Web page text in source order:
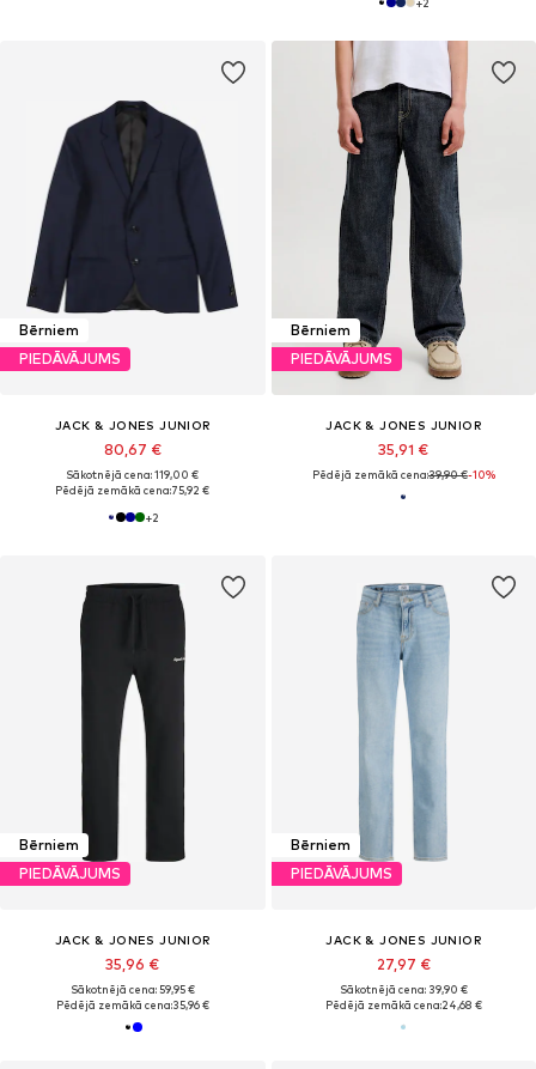
Bērniem
PIEDĀVĀJUMS
JACK & JONES JUNIOR
80,67 €
Sākotnējā cena: 119,00 €
Pēdējā zemākā cena:75,92 €
+2
Bērniem
PIEDĀVĀJUMS
JACK & JONES JUNIOR
35,91 €
Pēdējā zemākā cena:39,90 €-10%
Bērniem
PIEDĀVĀJUMS
JACK & JONES JUNIOR
35,96 €
Sākotnējā cena: 59,95 €
Pēdējā zemākā cena:35,96 €
Bērniem
PIEDĀVĀJUMS
JACK & JONES JUNIOR
27,97 €
Sākotnējā cena: 39,90 €
Pēdējā zemākā cena:24,68 €